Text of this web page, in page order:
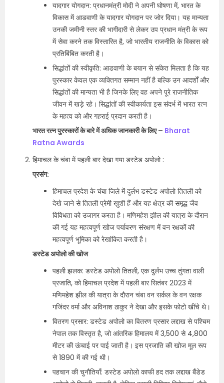
यादगार योगदान: प्रधानमंत्री मोदी ने अपनी घोषणा में, भारत के
विकास में आडवाणी के यादगार योगदान पर जोर दिया। यह मान्यता
उनकी जमीनी स्तर की भागीदारी से लेकर उप प्रधान मंत्री के रूप
में सेवा करने तक विस्तारित है, जो भारतीय राजनीति के विकास को
प्रतिबिंबित करती है।
सिद्धांतों की स्वीकृति: आडवाणी के बयान से संकेत मिलता है कि यह
पुरस्कार केवल एक व्यक्तिगत सम्मान नहीं है बल्कि उन आदर्शों और
सिद्धांतों की मान्यता भी है जिनके लिए वह अपने पूरे राजनीतिक
जीवन में खड़े रहे। सिद्धांतों की स्वीकार्यता इस संदर्भ में भारत रत्न
के महत्व को और गहराई प्रदान करती है।
भारत रत्न पुरस्कारों के बारे में अधिक जानकारी के लिए – Bharat
Ratna Awards
हिमाचल के चंबा में पहली बार देखा गया डस्टेड अपोलो :
प्रसंग:
हिमाचल प्रदेश के चंबा जिले में दुर्लभ डस्टेड अपोलो तितली को
देखे जाने से तितली प्रेमी खुशी हैं और यह क्षेत्र की समृद्ध जैव
विविधता को उजागर करता है। मणिमहेश झील की यात्रा के दौरान
की गई यह महत्वपूर्ण खोज पर्यावरण संरक्षण में वन रक्षकों की
महत्वपूर्ण भूमिका को रेखांकित करती है।
डस्टेड अपोलो की खोज
पहली झलक: डस्टेड अपोलो तितली, एक दुर्लभ उच्च तुंगता वाली
प्रजाति, को हिमाचल प्रदेश में पहली बार सितंबर 2023 में
मणिमहेश झील की यात्रा के दौरान चंबा वन सर्कल के वन रक्षक
गजिंदर वर्मा और अविनाश ठाकुर ने देखा और इसके फोटो खींचे थे।
वितरण प्रसार: डस्टेड अपोलो का वितरण प्रसार लद्दाख से पश्चिम
नेपाल तक विस्तृत है, जो आंतरिक हिमालय में 3,500 से 4,800
मीटर की ऊंचाई पर पाई जाती है। इस प्रजाति की खोज मूल रूप
से 1890 में की गई थी।
पहचान की चुनौतियाँ: डस्टेड अपोलो काफी हद तक लद्दाख बैंडेड